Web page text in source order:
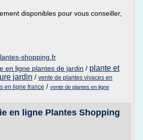
disponibles pour vous conseiller,
shopping.fr
en ligne plantes de jardin / plante et
jardin / vente de plantes vivaces en
en ligne france / vente de plantes en ligne
en ligne Plantes Shopping